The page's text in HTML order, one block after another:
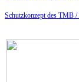
Schutzkonzept des TMB /